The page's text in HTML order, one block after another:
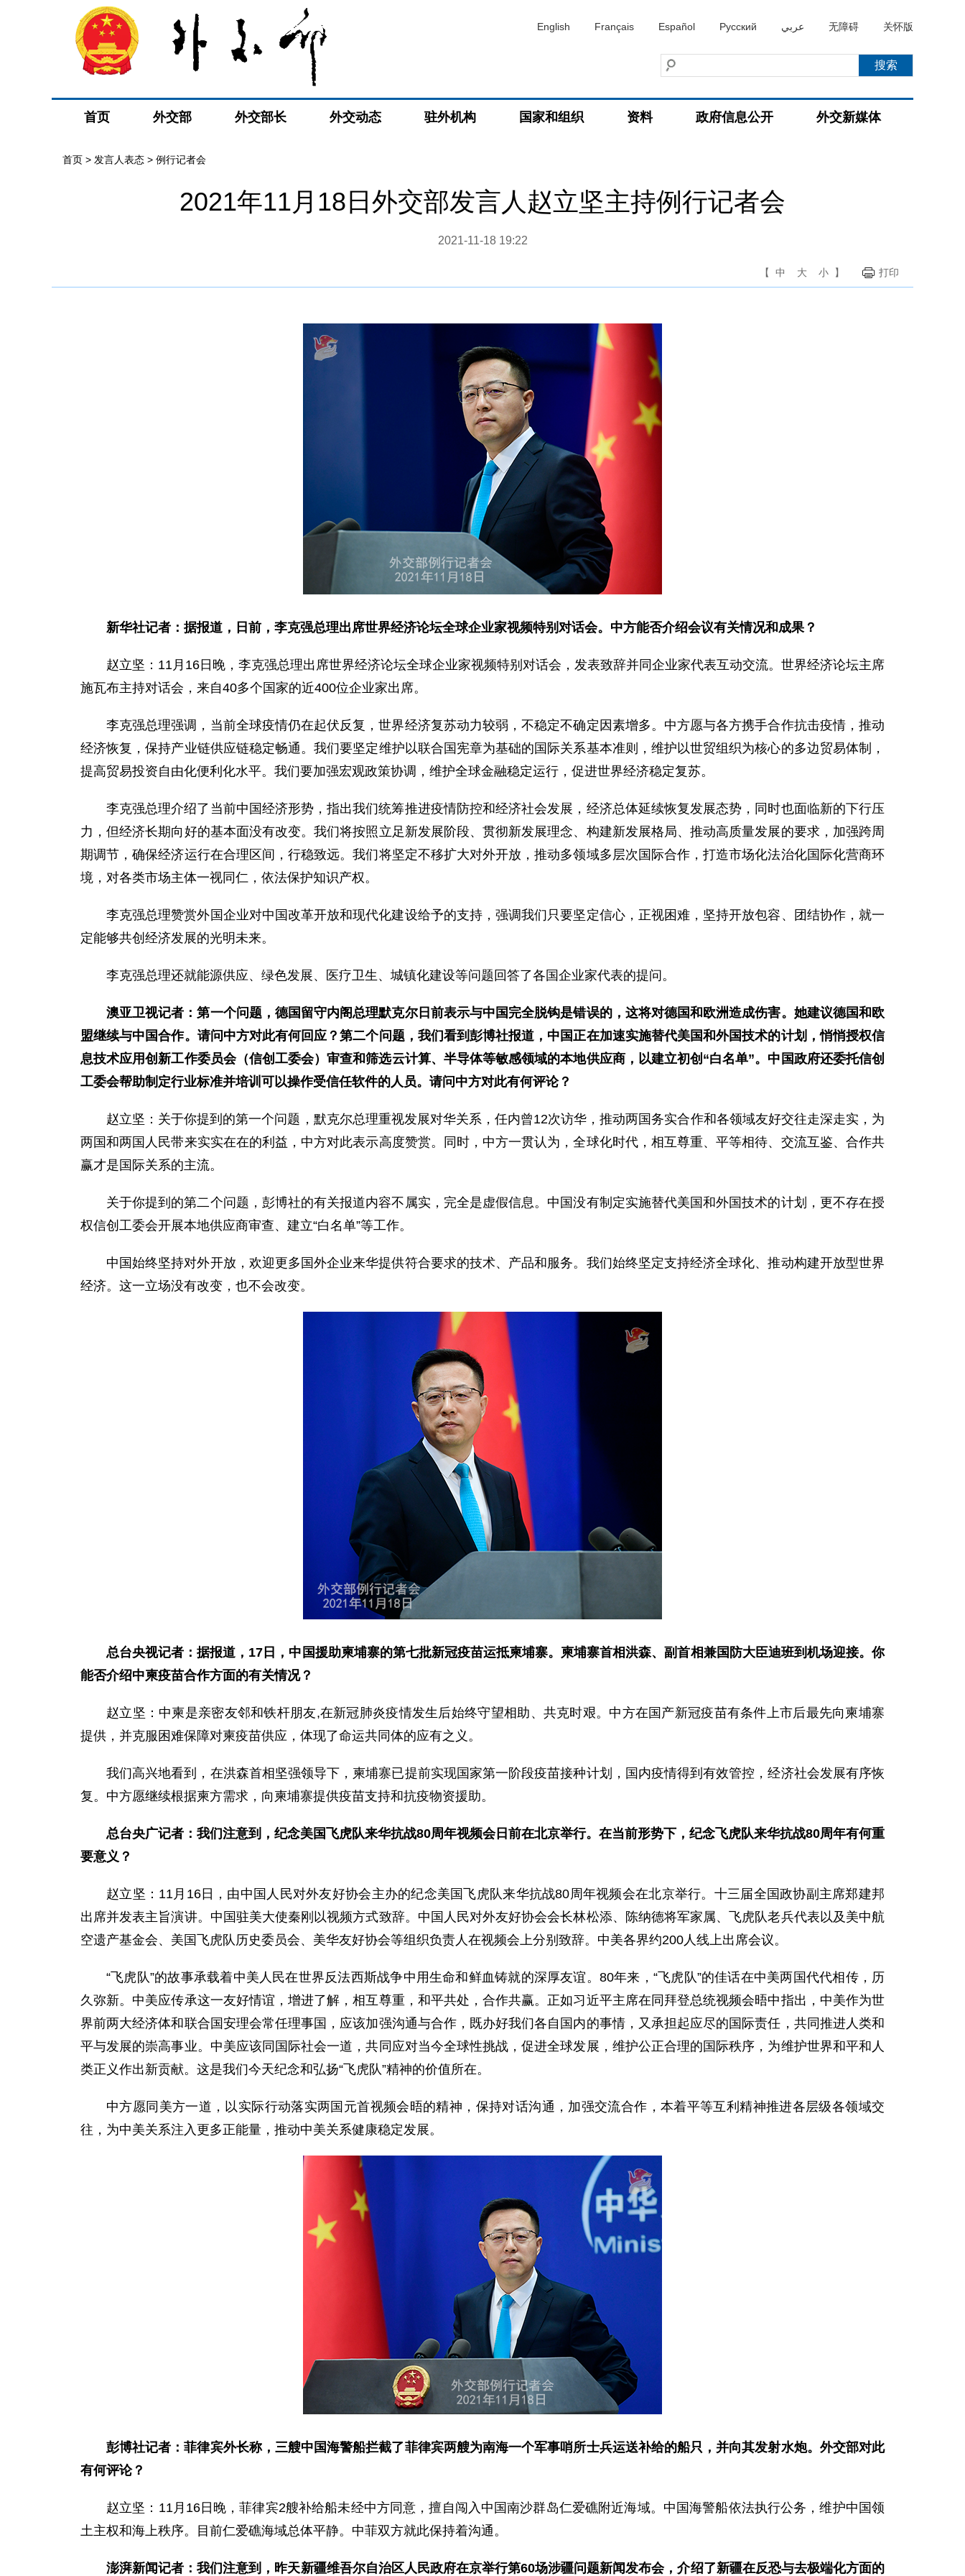
English Français Español Русский عربي 无障碍 关怀版
首页 外交部 外交部长 外交动态 驻外机构 国家和组织 资料 政府信息公开 外交新媒体
首页 > 发言人表态 > 例行记者会
2021年11月18日外交部发言人赵立坚主持例行记者会
2021-11-18 19:22
【 中 大 小 】 打印
新华社记者：据报道，日前，李克强总理出席世界经济论坛全球企业家视频特别对话会。中方能否介绍会议有关情况和成果？
赵立坚：11月16日晚，李克强总理出席世界经济论坛全球企业家视频特别对话会，发表致辞并同企业家代表互动交流。世界经济论坛主席
施瓦布主持对话会，来自40多个国家的近400位企业家出席。
李克强总理强调，当前全球疫情仍在起伏反复，世界经济复苏动力较弱，不稳定不确定因素增多。中方愿与各方携手合作抗击疫情，推动
经济恢复，保持产业链供应链稳定畅通。我们要坚定维护以联合国宪章为基础的国际关系基本准则，维护以世贸组织为核心的多边贸易体制，
提高贸易投资自由化便利化水平。我们要加强宏观政策协调，维护全球金融稳定运行，促进世界经济稳定复苏。
李克强总理介绍了当前中国经济形势，指出我们统筹推进疫情防控和经济社会发展，经济总体延续恢复发展态势，同时也面临新的下行压
力，但经济长期向好的基本面没有改变。我们将按照立足新发展阶段、贯彻新发展理念、构建新发展格局、推动高质量发展的要求，加强跨周
期调节，确保经济运行在合理区间，行稳致远。我们将坚定不移扩大对外开放，推动多领域多层次国际合作，打造市场化法治化国际化营商环
境，对各类市场主体一视同仁，依法保护知识产权。
李克强总理赞赏外国企业对中国改革开放和现代化建设给予的支持，强调我们只要坚定信心，正视困难，坚持开放包容、团结协作，就一
定能够共创经济发展的光明未来。
李克强总理还就能源供应、绿色发展、医疗卫生、城镇化建设等问题回答了各国企业家代表的提问。
澳亚卫视记者：第一个问题，德国留守内阁总理默克尔日前表示与中国完全脱钩是错误的，这将对德国和欧洲造成伤害。她建议德国和欧
盟继续与中国合作。请问中方对此有何回应？第二个问题，我们看到彭博社报道，中国正在加速实施替代美国和外国技术的计划，悄悄授权信
息技术应用创新工作委员会（信创工委会）审查和筛选云计算、半导体等敏感领域的本地供应商，以建立初创“白名单”。中国政府还委托信创
工委会帮助制定行业标准并培训可以操作受信任软件的人员。请问中方对此有何评论？
赵立坚：关于你提到的第一个问题，默克尔总理重视发展对华关系，任内曾12次访华，推动两国务实合作和各领域友好交往走深走实，为
两国和两国人民带来实实在在的利益，中方对此表示高度赞赏。同时，中方一贯认为，全球化时代，相互尊重、平等相待、交流互鉴、合作共
赢才是国际关系的主流。
关于你提到的第二个问题，彭博社的有关报道内容不属实，完全是虚假信息。中国没有制定实施替代美国和外国技术的计划，更不存在授
权信创工委会开展本地供应商审查、建立“白名单”等工作。
中国始终坚持对外开放，欢迎更多国外企业来华提供符合要求的技术、产品和服务。我们始终坚定支持经济全球化、推动构建开放型世界
经济。这一立场没有改变，也不会改变。
总台央视记者：据报道，17日，中国援助柬埔寨的第七批新冠疫苗运抵柬埔寨。柬埔寨首相洪森、副首相兼国防大臣迪班到机场迎接。你
能否介绍中柬疫苗合作方面的有关情况？
赵立坚：中柬是亲密友邻和铁杆朋友,在新冠肺炎疫情发生后始终守望相助、共克时艰。中方在国产新冠疫苗有条件上市后最先向柬埔寨
提供，并克服困难保障对柬疫苗供应，体现了命运共同体的应有之义。
我们高兴地看到，在洪森首相坚强领导下，柬埔寨已提前实现国家第一阶段疫苗接种计划，国内疫情得到有效管控，经济社会发展有序恢
复。中方愿继续根据柬方需求，向柬埔寨提供疫苗支持和抗疫物资援助。
总台央广记者：我们注意到，纪念美国飞虎队来华抗战80周年视频会日前在北京举行。在当前形势下，纪念飞虎队来华抗战80周年有何重
要意义？
赵立坚：11月16日，由中国人民对外友好协会主办的纪念美国飞虎队来华抗战80周年视频会在北京举行。十三届全国政协副主席郑建邦
出席并发表主旨演讲。中国驻美大使秦刚以视频方式致辞。中国人民对外友好协会会长林松添、陈纳德将军家属、飞虎队老兵代表以及美中航
空遗产基金会、美国飞虎队历史委员会、美华友好协会等组织负责人在视频会上分别致辞。中美各界约200人线上出席会议。
“飞虎队”的故事承载着中美人民在世界反法西斯战争中用生命和鲜血铸就的深厚友谊。80年来，“飞虎队”的佳话在中美两国代代相传，历
久弥新。中美应传承这一友好情谊，增进了解，相互尊重，和平共处，合作共赢。正如习近平主席在同拜登总统视频会晤中指出，中美作为世
界前两大经济体和联合国安理会常任理事国，应该加强沟通与合作，既办好我们各自国内的事情，又承担起应尽的国际责任，共同推进人类和
平与发展的崇高事业。中美应该同国际社会一道，共同应对当今全球性挑战，促进全球发展，维护公正合理的国际秩序，为维护世界和平和人
类正义作出新贡献。这是我们今天纪念和弘扬“飞虎队”精神的价值所在。
中方愿同美方一道，以实际行动落实两国元首视频会晤的精神，保持对话沟通，加强交流合作，本着平等互利精神推进各层级各领域交
往，为中美关系注入更多正能量，推动中美关系健康稳定发展。
彭博社记者：菲律宾外长称，三艘中国海警船拦截了菲律宾两艘为南海一个军事哨所士兵运送补给的船只，并向其发射水炮。外交部对此
有何评论？
赵立坚：11月16日晚，菲律宾2艘补给船未经中方同意，擅自闯入中国南沙群岛仁爱礁附近海域。中国海警船依法执行公务，维护中国领
土主权和海上秩序。目前仁爱礁海域总体平静。中菲双方就此保持着沟通。
澎湃新闻记者：我们注意到，昨天新疆维吾尔自治区人民政府在京举行第60场涉疆问题新闻发布会，介绍了新疆在反恐与去极端化方面的